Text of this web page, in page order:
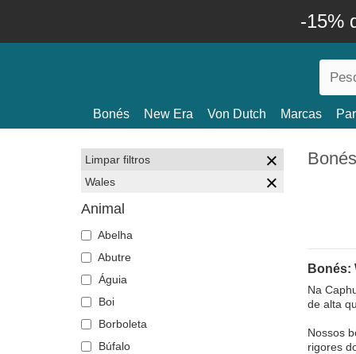
-15%
Bonés New Era Von Dutch Marcas
Limpar filtros
Wales
Animal
Abelha
Abutre
Águia
Boi
Borboleta
Búfalo
Bonés:
Na
de alta
Nossos
rigores